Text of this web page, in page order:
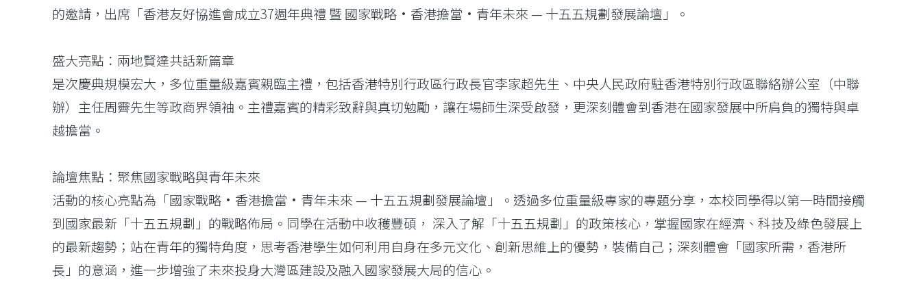
的邀請，出席「香港友好協進會成立37週年典禮 暨 國家戰略·香港擔當·青年未來 — 十五五規劃發展論壇」。
盛大亮點：兩地賢達共話新篇章
是次慶典規模宏大，多位重量級嘉賓親臨主禮，包括香港特別行政區行政長官李家超先生、中央人民政府駐香港特別行政區聯絡辦公室（中聯
辦）主任周霽先生等政商界領袖。主禮嘉賓的精彩致辭與真切勉勵，讓在場師生深受啟發，更深刻體會到香港在國家發展中所肩負的獨特與卓
越擔當。
論壇焦點：聚焦國家戰略與青年未來
活動的核心亮點為「國家戰略·香港擔當·青年未來 — 十五五規劃發展論壇」。透過多位重量級專家的專題分享，本校同學得以第一時間接觸
到國家最新「十五五規劃」的戰略佈局。同學在活動中收穫豐碩， 深入了解「十五五規劃」的政策核心，掌握國家在經濟、科技及綠色發展上
的最新趨勢；站在青年的獨特角度，思考香港學生如何利用自身在多元文化、創新思維上的優勢，裝備自己；深刻體會「國家所需，香港所
長」的意涵，進一步增強了未來投身大灣區建設及融入國家發展大局的信心。